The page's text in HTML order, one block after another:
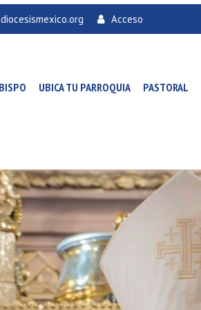
Acceso
UBICA TU PARROQUIA PASTORAL